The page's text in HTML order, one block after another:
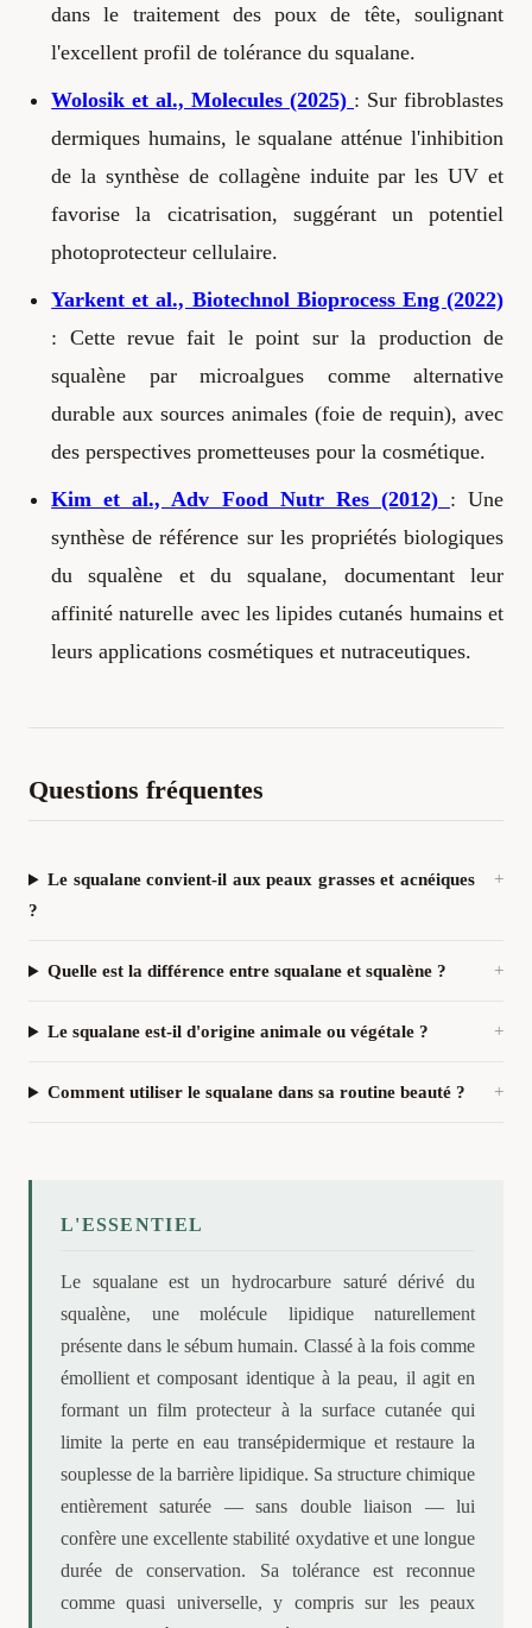
dans le traitement des poux de tête, soulignant
l'excellent profil de tolérance du squalane.
Wolosik et al., Molecules (2025) : Sur fibroblastes
dermiques humains, le squalane atténue l'inhibition
de la synthèse de collagène induite par les UV et
favorise la cicatrisation, suggérant un potentiel
photoprotecteur cellulaire.
Yarkent et al., Biotechnol Bioprocess Eng (2022)
: Cette revue fait le point sur la production de
squalène par microalgues comme alternative
durable aux sources animales (foie de requin), avec
des perspectives prometteuses pour la cosmétique.
Kim et al., Adv Food Nutr Res (2012) : Une
synthèse de référence sur les propriétés biologiques
du squalène et du squalane, documentant leur
affinité naturelle avec les lipides cutanés humains et
leurs applications cosmétiques et nutraceutiques.
Questions fréquentes
Le squalane convient-il aux peaux grasses et acnéiques
?
Quelle est la différence entre squalane et squalène ?
Le squalane est-il d'origine animale ou végétale ?
Comment utiliser le squalane dans sa routine beauté ?
L'ESSENTIEL
Le squalane est un hydrocarbure saturé dérivé du
squalène, une molécule lipidique naturellement
présente dans le sébum humain. Classé à la fois comme
émollient et composant identique à la peau, il agit en
formant un film protecteur à la surface cutanée qui
limite la perte en eau transépidermique et restaure la
souplesse de la barrière lipidique. Sa structure chimique
entièrement saturée — sans double liaison — lui
confère une excellente stabilité oxydative et une longue
durée de conservation. Sa tolérance est reconnue
comme quasi universelle, y compris sur les peaux